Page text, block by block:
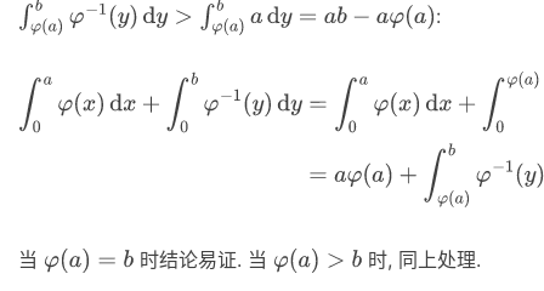
∫φ(a) bφ −1(y) dy> ∫φ a)bady =ab −a φ(a) :
0aφ x) dx + −1(y y=∫ 0a φ +∫0 a φ − y+∫φ(
当 φ(a)= b 时结论易证. 当 φ(a)> b 时, 同上处理.